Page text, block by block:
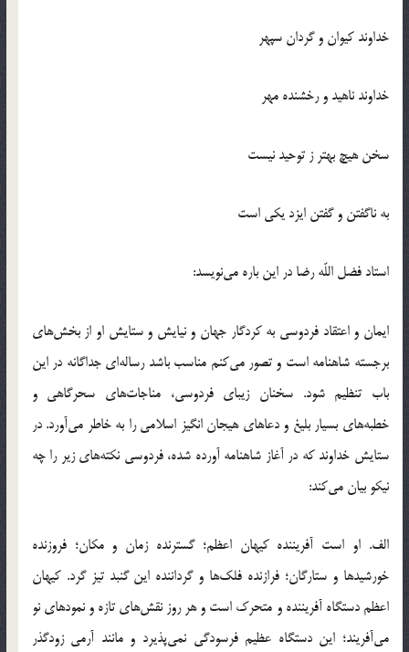
خداوند كيوان و گردان سپهر
خداوند ناهيد و رخشنده مهر
سخن هيچ بهتر ز توحيد نيست
به ناگفتن و گفتن ايزد يكي است
استاد فضل اللّه رضا در اين باره مي‌نويسد:
ايمان و اعتقاد فردوسي به كردگار جهان و نيايش و ستايش او از بخش‌هاي
برجسته شاهنامه است و تصور مي‌كنم مناسب باشد رساله‌اي جداگانه در اين
باب تنظيم شود. سخنان زيباي فردوسي، مناجات‌هاي سحرگاهي و
خطبه‌هاي بسيار بليغ و دعاهاي هيجان انگيز اسلامي را به خاطر مي‌آورد. در
ستايش خداوند كه در آغاز شاهنامه آورده شده، فردوسي نكته‌هاي زير را چه
نيكو بيان مي‌كند:
الف. او است آفريننده كيهان اعظم؛ گسترنده زمان و مكان؛ فروزنده
خورشيدها و ستارگان؛ فرازنده فلك‌ها و گرداننده اين گنبد تيز گرد. كيهان
اعظم دستگاه آفريننده و متحرك است و هر روز نقش‌هاي تازه و نمودهاي نو
مي‌آفريند؛ اين دستگاه عظيم فرسودگي نمي‌پذيرد و مانند آرمي زودگذر